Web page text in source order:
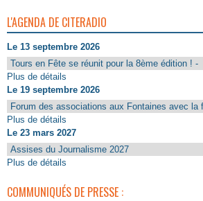
L'AGENDA DE CITERADIO
Le 13 septembre 2026
Tours en Fête se réunit pour la 8ème édition ! -
Plus de détails
Le 19 septembre 2026
Forum des associations aux Fontaines avec la
Plus de détails
Le 23 mars 2027
Assises du Journalisme 2027
Plus de détails
COMMUNIQUÉS DE PRESSE :